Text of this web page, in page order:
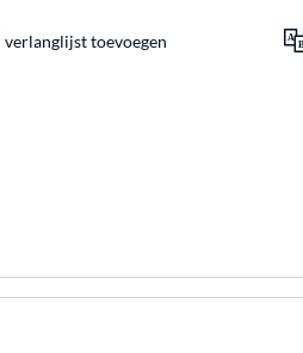
verlanglijst toevoegen